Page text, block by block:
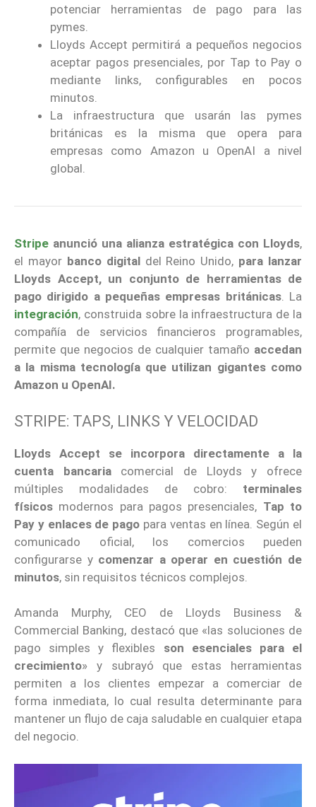
potenciar herramientas de pago para las
pymes.
Lloyds Accept permitirá a pequeños negocios
aceptar pagos presenciales, por Tap to Pay o
mediante links, configurables en pocos
minutos.
La infraestructura que usarán las pymes
británicas es la misma que opera para
empresas como Amazon u OpenAI a nivel
global.
Stripe anunció una alianza estratégica con Lloyds,
el mayor banco digitaldel Reino Unido, para lanzar
Lloyds Accept, un conjunto de herramientas de
pago dirigido a pequeñas empresas británicas. La
integración, construida sobre la infraestructura de la
compañía de servicios financieros programables,
permite que negocios de cualquier tamaño accedan
a la misma tecnología que utilizan gigantes como
Amazon u OpenAI.
STRIPE: TAPS, LINKS Y VELOCIDAD
Lloyds Accept se incorpora directamente a la
cuenta bancariacomercial de Lloyds y ofrece
múltiples modalidades de cobro: terminales
físicos modernos para pagos presenciales, Tap to
Pay y enlaces de pago para ventas en línea. Según el
comunicado oficial, los comercios pueden
configurarse y comenzar a operar en cuestión de
minutos, sin requisitos técnicos complejos.
Amanda Murphy, CEO de Lloyds Business &
Commercial Banking, destacó que «las soluciones de
pago simples y flexibles son esenciales para el
crecimiento» y subrayó que estas herramientas
permiten a los clientes empezar a comerciar de
forma inmediata, lo cual resulta determinante para
mantener un flujo de caja saludable en cualquier etapa
del negocio.